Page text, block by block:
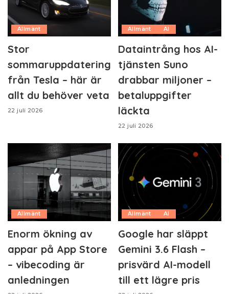
Allmänt
Stor
sommaruppdatering
från Tesla – här är
allt du behöver veta
22 juli 2026
Allmänt AI
Dataintrång hos AI-
tjänsten Suno
drabbar miljoner –
betaluppgifter
läckta
22 juli 2026
Allmänt
Enorm ökning av
appar på App Store
– vibecoding är
anledningen
Allmänt AI
Google har släppt
Gemini 3.6 Flash –
prisvärd AI-modell
till ett lägre pris